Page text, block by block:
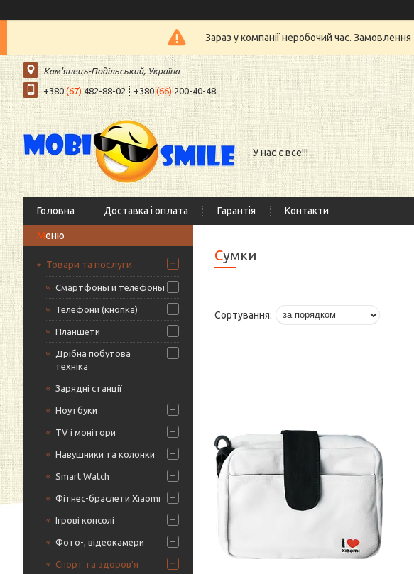
Зараз у компанії неробочий час.
Кам'янець-Подільський, Україна
+380 (67) 482-88-02 +380(66) 200-40-48
У нас є все!!!
Головна Доставка і оплата Гарантія Контакти
Товари та послуги
Смартфоны и телефоны
Телефони (кнопка)
Планшети
Дрібна побутова
техніка
Зарядні станції
Ноутбуки
TV і монітори
Навушники та колонки
Smart Watch
Фітнес-браслети Xiaomi
Ігрові консолі
Фото-, відеокамери
Спорт та здоров'я
Сумки